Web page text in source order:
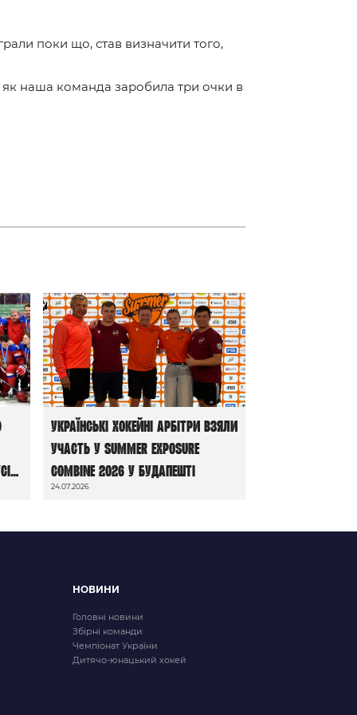
поки що, став визначити того,
як наша команда заробила три очки в
Українські хокейні арбітри взяли
участь у Summer Exposure
Combine 2026 у Будапешті
24.07.2026
НОВИНИ
Головні новини
Збірні команди
Чемпіонат України
Дитячо-юнацький хокей